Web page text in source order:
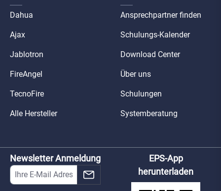
Dahua
Ajax
Jablotron
FireAngel
TecnoFire
Alle Hersteller
Ansprechpartner finden
Schulungs-Kalender
Download Center
Über uns
Schulungen
Systemberatung
Newsletter Anmeldung
EPS-App
herunterladen